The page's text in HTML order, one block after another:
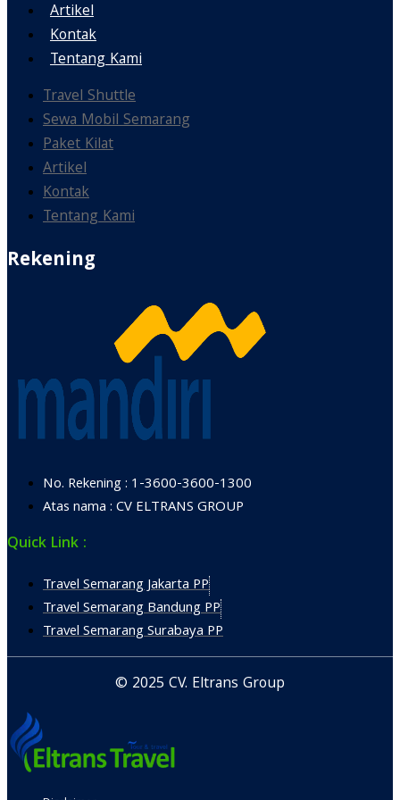
Artikel
Kontak
Tentang Kami
Travel Shuttle
Sewa Mobil Semarang
Paket Kilat
Artikel
Kontak
Tentang Kami
Rekening
No. Rekening : 1-3600-3600-1300
Atas nama : CV ELTRANS GROUP
Quick Link :
Travel Semarang Jakarta PP
Travel Semarang Bandung PP
Travel Semarang Surabaya PP
© 2025 CV. Eltrans Group